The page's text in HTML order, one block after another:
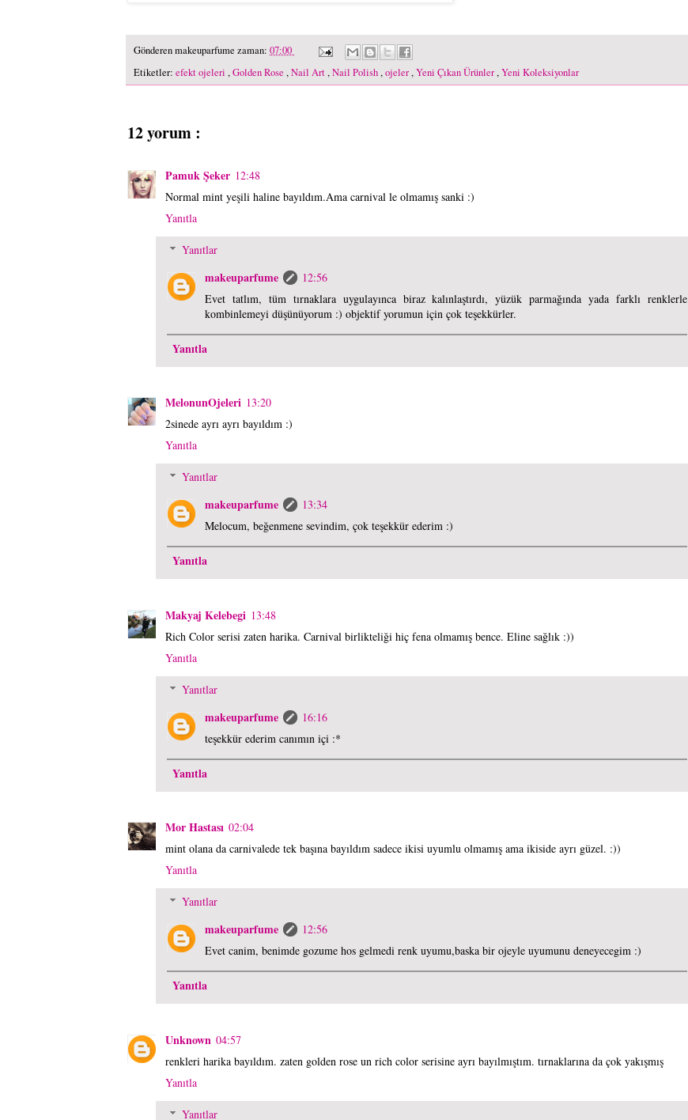
Gönderenmakeuparfume zaman: 07:00
Etiketler: efekt ojeleri ,Golden Rose ,Nail Art,Nail Polish,ojeler,Yeni Çıkan Ürünler,Yeni Koleksiyonlar
12 yorum :
Pamuk Şeker 12:48
Normal mint yeşili haline bayıldım.Ama carnival le olmamış sanki :)
Yanıtla
Yanıtlar
makeuparfume
12:56
Evet tatlım, tüm tırnaklara uygulayınca biraz kalınlaştırdı, yüzük parmağında yada farklı renklerle
kombinlemeyi düşünüyorum :) objektif yorumun için çok teşekkürler.
Yanıtla
MelonunOjeleri 13:20
2sinede ayrı ayrı bayıldım :)
Yanıtla
Yanıtlar
makeuparfume
13:34
Melocum, beğenmene sevindim, çok teşekkür ederim :)
Yanıtla
Makyaj Kelebegi 13:48
Rich Color serisi zaten harika. Carnival birlikteliği hiç fena olmamış bence. Eline sağlık :))
Yanıtla
Yanıtlar
makeuparfume
16:16
teşekkür ederim canımın içi :*
Yanıtla
Mor Hastası 02:04
mint olana da carnivalede tek başına bayıldım sadece ikisi uyumlu olmamış ama ikiside ayrı güzel. :))
Yanıtla
Yanıtlar
makeuparfume
12:56
Evet canim, benimde gozume hos gelmedi renk uyumu,baska bir ojeyle uyumunu deneyecegim :)
Yanıtla
Unknown 04:57
renkleri harika bayıldım. zaten golden rose un rich color serisine ayrı bayılmıştım. tırnaklarına da çok yakışmış
Yanıtla
Yanıtlar